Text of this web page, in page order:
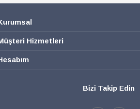
Hizmetleri
Bizi Takip Edin